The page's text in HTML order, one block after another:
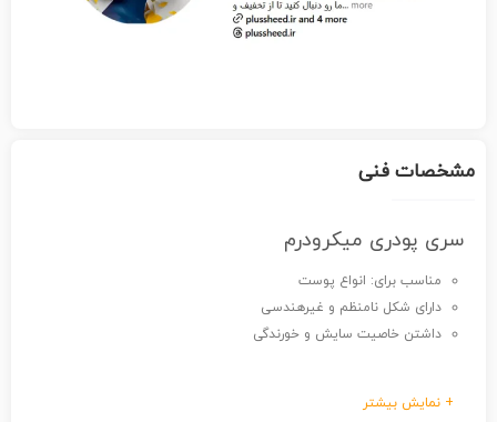
مشخصات فنی
سری پودری میکرودرم
مناسب برای: انواع پوست
دارای شکل نامنظم و غیرهندسی
داشتن خاصیت سایش و خورندگی
+ نمایش بیشتر